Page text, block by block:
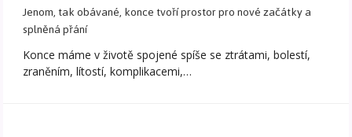
Jenom, tak obávané, konce tvoří prostor pro nové začátky a
splněná přání
Konce máme v životě spojené spíše se ztrátami, bolestí,
zraněním, lítostí, komplikacemi,…